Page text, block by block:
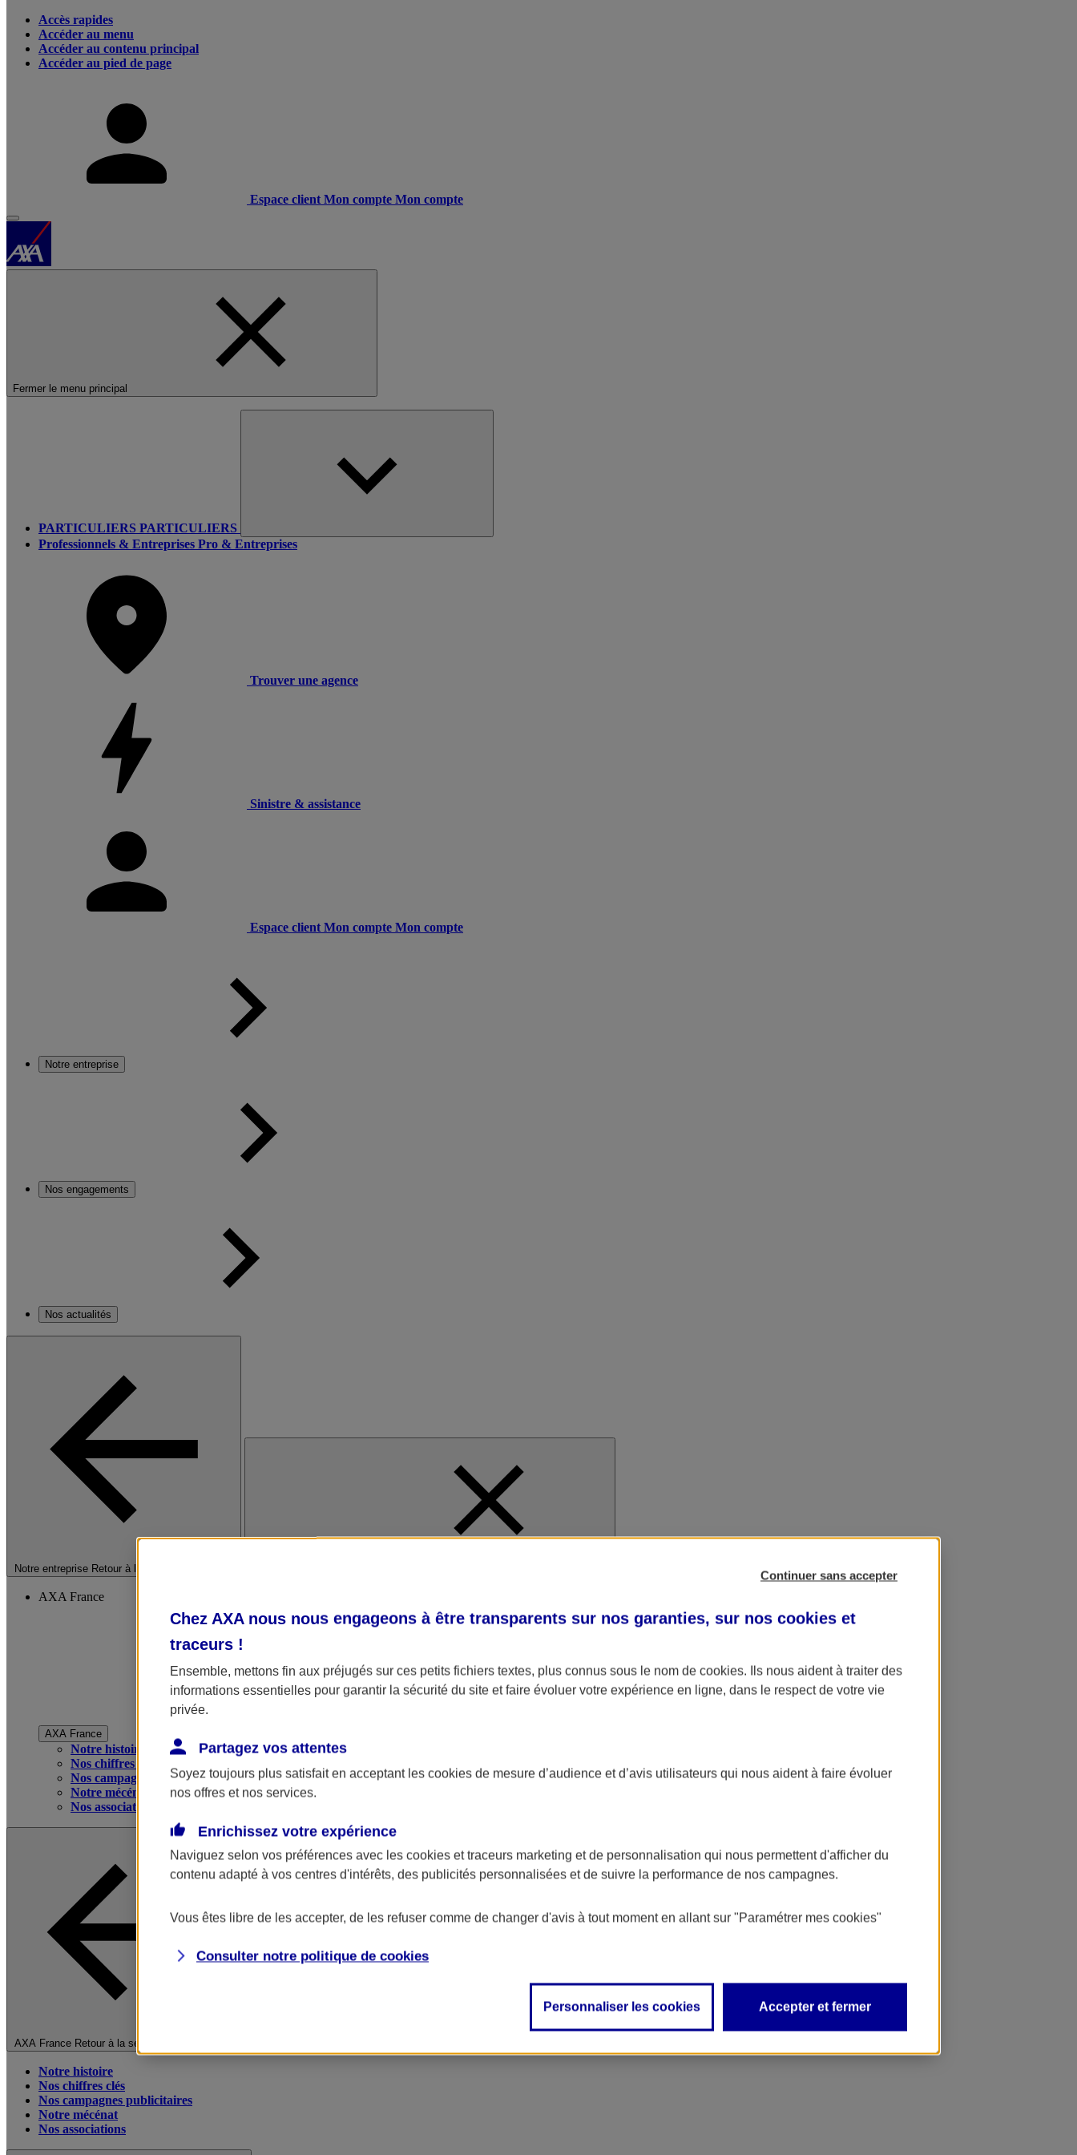
Accès rapides
Accéder au menu
Accéder au contenu principal
Accéder au pied de page
Espace client Mon compte Mon compte
Fermer le menu principal
PARTICULIERS PARTICULIERS
Professionnels & Entreprises Pro & Entreprises
Trouver une agence
Sinistre & assistance
Espace client Mon compte Mon compte
Notre entreprise
Nos engagements
Nos actualités
Notre entreprise Retour à la section précédente
AXA France
AXA France
Notre histoire
Nos chiffres clés
Nos campagnes publicitaires
Notre mécénat
Nos associations
AXA France Retour à la section précédente
Notre histoire
Nos chiffres clés
Nos campagnes publicitaires
Notre mécénat
Nos associations
Continuer sans accepter
Chez AXA nous nous engageons à être transparents sur nos garanties, sur nos cookies et
traceurs !
Ensemble, mettons fin aux préjugés sur ces petits fichiers textes, plus connus sous le nom de cookies. Ils nous aident à traiter des
informations essentielles pour garantir la sécurité du site et faire évoluer votre expérience en ligne, dans le respect de votre vie
privée.
Partagez vos attentes
Soyez toujours plus satisfait en acceptant les cookies de mesure d’audience et d’avis utilisateurs qui nous aident à faire évoluer
nos offres et nos services.
Enrichissez votre expérience
Naviguez selon vos préférences avec les cookies et traceurs marketing et de personnalisation qui nous permettent d'afficher du
contenu adapté à vos centres d'intérêts, des publicités personnalisées et de suivre la performance de nos campagnes.
Vous êtes libre de les accepter, de les refuser comme de changer d'avis à tout moment en allant sur "Paramétrer mes cookies"
Consulter notre politique de cookies
Personnaliser les cookies Accepter et fermer